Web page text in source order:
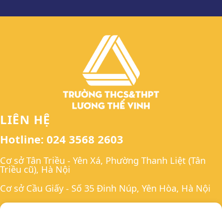
LIÊN HỆ
Hotline: 024 3568 2603
Cơ sở Tân Triều - Yên Xá, Phường Thanh Liệt (Tân
Triều cũ), Hà Nội
Cơ sở Cầu Giấy - Số 35 Đinh Núp, Yên Hòa, Hà Nội